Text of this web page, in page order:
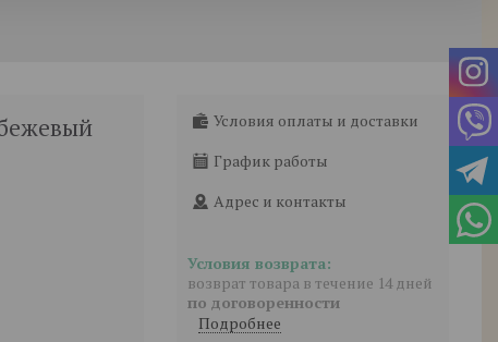
Условия оплаты и доставки
График работы
Адрес и контакты
возврат товара в течение 14 дней
по договоренности
Подробнее